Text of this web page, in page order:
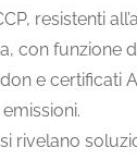
resistenti
con funzione
e certificati
emissioni.
rivelano